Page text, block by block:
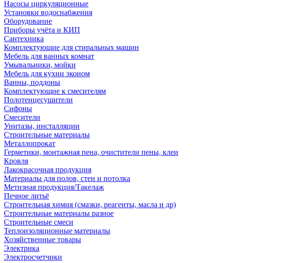
Насосы циркуляционные
Установки водоснабжения
Оборудование
Приборы учёта и КИП
Сантехника
Комплектующие для стиральных машин
Мебель для ванных комнат
Умывальники, мойки
Мебель для кухни эконом
Ванны, поддоны
Комплектующие к смесителям
Полотенцесушители
Сифоны
Смесители
Унитазы, инсталляции
Строительные материалы
Металлопрокат
Герметики, монтажная пена, очистители пены, клеи
Кровля
Лакокрасочная продукция
Материалы для полов, стен и потолка
Метизная продукция/Такелаж
Печное литьё
Строительная химия (смазки, реагенты, масла и др)
Строительные материалы разное
Строительные смеси
Теплоизоляционные материалы
Хозяйственные товары
Электрика
Электросчетчики